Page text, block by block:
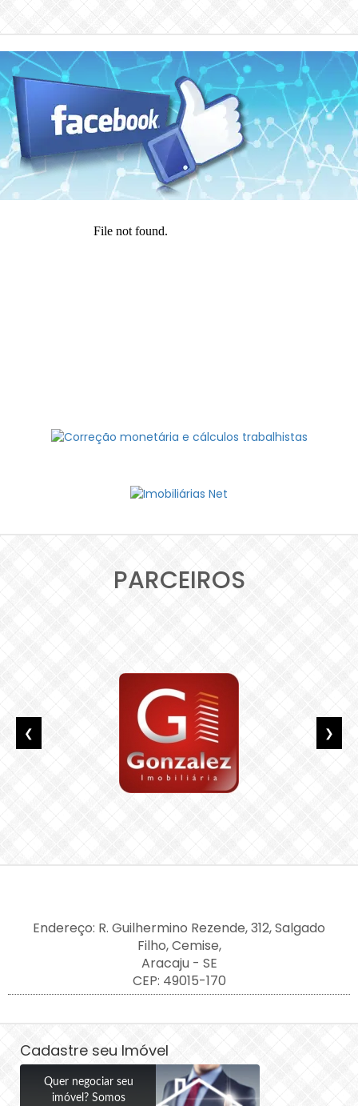
PARCEIROS
❮ ❯
Endereço: R. Guilhermino Rezende, 312, Salgado
Filho, Cemise,
Aracaju - SE
CEP: 49015-170
Cadastre seu Imóvel
Quer negociar seu
imóvel? Somos